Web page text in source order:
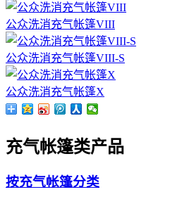
公众洗消充气帐篷VIII
公众洗消充气帐篷VIII-S
公众洗消充气帐篷X
充气帐篷类产品
按充气帐篷分类